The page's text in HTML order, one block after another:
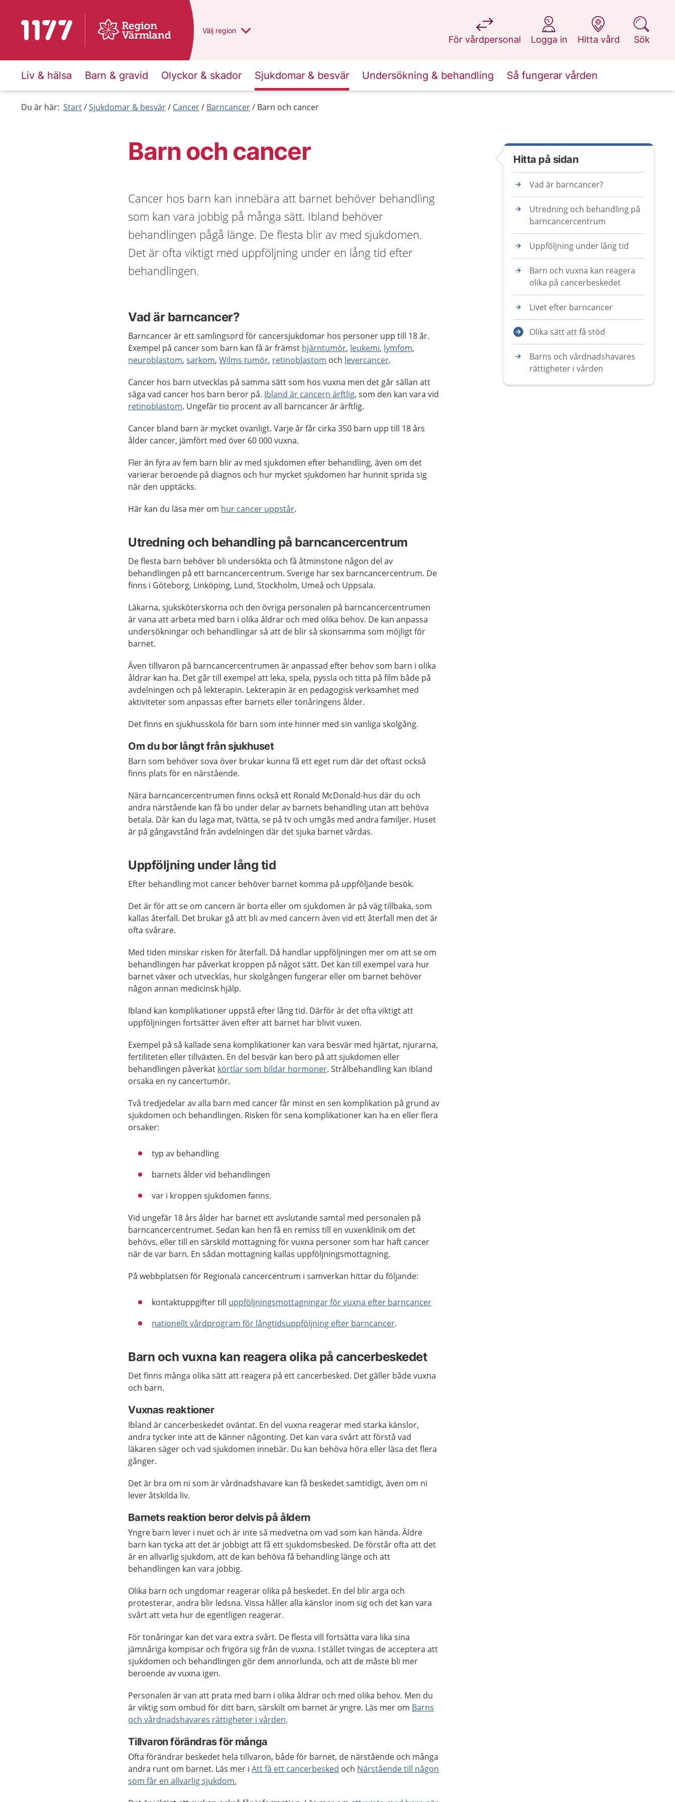
Till startsidan för 1177 Du har valt region
Välj en annan
region
För vårdpersonal
på 1177.se
Logga in
på 1177.se
Hitta vård
på 1177.se
Sök
på 1177.se
Liv & hälsa Barn & gravid Olyckor & skador Sjukdomar & besvär Undersökning & behandling Så fungerar vården
Du är här: Start Sjukdomar & besvär Cancer Barncancer Barn och cancer
Barn och cancer
Cancer hos barn kan innebära att barnet behöver behandling
som kan vara jobbig på många sätt. Ibland behöver
behandlingen pågå länge. De flesta blir av med sjukdomen.
Det är ofta viktigt med uppföljning under en lång tid efter
behandlingen.
Vad är barncancer?
Barncancer är ett samlingsord för cancersjukdomar hos personer upp till 18 år.
Exempel på cancer som barn kan få är främst hjärntumör, leukemi, lymfom,
neuroblastom,sarkom,Wilms tumör, retinoblastom och levercancer.
Cancer hos barn utvecklas på samma sätt som hos vuxna men det går sällan att
säga vad cancer hos barn beror på. Ibland är cancern ärftlig, som den kan vara vid
retinoblastom. Ungefär tio procent av all barncancer är ärftlig.
Cancer bland barn är mycket ovanligt. Varje år får cirka 350 barn upp till 18 års
ålder cancer, jämfört med över 60 000 vuxna.
Fler än fyra av fem barn blir av med sjukdomen efter behandling, även om det
varierar beroende på diagnos och hur mycket sjukdomen har hunnit sprida sig
när den upptäcks.
Här kan du läsa mer om hur cancer uppstår.
Utredning och behandling på barncancercentrum
De flesta barn behöver bli undersökta och få åtminstone någon del av
behandlingen på ett barncancercentrum. Sverige har sex barncancercentrum. De
finns i Göteborg, Linköping, Lund, Stockholm, Umeå och Uppsala.
Läkarna, sjuksköterskorna och den övriga personalen på barncancercentrumen
är vana att arbeta med barn i olika åldrar och med olika behov. De kan anpassa
undersökningar och behandlingar så att de blir så skonsamma som möjligt för
barnet.
Även tillvaron på barncancercentrumen är anpassad efter behov som barn i olika
åldrar kan ha. Det går till exempel att leka, spela, pyssla och titta på film både på
avdelningen och på lekterapin. Lekterapin är en pedagogisk verksamhet med
aktiviteter som anpassas efter barnets eller tonåringens ålder.
Det finns en sjukhusskola för barn som inte hinner med sin vanliga skolgång.
Om du bor långt från sjukhuset
Barn som behöver sova över brukar kunna få ett eget rum där det oftast också
finns plats för en närstående.
Nära barncancercentrumen finns också ett Ronald McDonald-hus där du och
andra närstående kan få bo under delar av barnets behandling utan att behöva
betala. Där kan du laga mat, tvätta, se på tv och umgås med andra familjer. Huset
är på gångavstånd från avdelningen där det sjuka barnet vårdas.
Uppföljning under lång tid
Efter behandling mot cancer behöver barnet komma på uppföljande besök.
Det är för att se om cancern är borta eller om sjukdomen är på väg tillbaka, som
kallas återfall. Det brukar gå att bli av med cancern även vid ett återfall men det är
ofta svårare.
Med tiden minskar risken för återfall. Då handlar uppföljningen mer om att se om
behandlingen har påverkat kroppen på något sätt. Det kan till exempel vara hur
barnet växer och utvecklas, hur skolgången fungerar eller om barnet behöver
någon annan medicinsk hjälp.
Ibland kan komplikationer uppstå efter lång tid. Därför är det ofta viktigt att
uppföljningen fortsätter även efter att barnet har blivit vuxen.
Exempel på så kallade sena komplikationer kan vara besvär med hjärtat, njurarna,
fertiliteten eller tillväxten. En del besvär kan bero på att sjukdomen eller
behandlingen påverkat körtlar som bildar hormoner. Strålbehandling kan ibland
orsaka en ny cancertumör.
Två tredjedelar av alla barn med cancer får minst en sen komplikation på grund av
sjukdomen och behandlingen. Risken för sena komplikationer kan ha en eller flera
orsaker:
typ av behandling
barnets ålder vid behandlingen
var i kroppen sjukdomen fanns.
Vid ungefär 18 års ålder har barnet ett avslutande samtal med personalen på
barncancercentrumet. Sedan kan hen få en remiss till en vuxenklinik om det
behövs, eller till en särskild mottagning för vuxna personer som har haft cancer
när de var barn. En sådan mottagning kallas uppföljningsmottagning.
På webbplatsen för Regionala cancercentrum i samverkan hittar du följande:
kontaktuppgifter till uppföljningsmottagningar för vuxna efter barncancer
nationellt vårdprogram för långtidsuppföljning efter barncancer.
Barn och vuxna kan reagera olika på cancerbeskedet
Det finns många olika sätt att reagera på ett cancerbesked. Det gäller både vuxna
och barn.
Vuxnas reaktioner
Ibland är cancerbeskedet oväntat. En del vuxna reagerar med starka känslor,
andra tycker inte att de känner någonting. Det kan vara svårt att förstå vad
läkaren säger och vad sjukdomen innebär. Du kan behöva höra eller läsa det flera
gånger.
Det är bra om ni som är vårdnadshavare kan få beskedet samtidigt, även om ni
lever åtskilda liv.
Barnets reaktion beror delvis på åldern
Yngre barn lever i nuet och är inte så medvetna om vad som kan hända. Äldre
barn kan tycka att det är jobbigt att få ett sjukdomsbesked. De förstår ofta att det
är en allvarlig sjukdom, att de kan behöva få behandling länge och att
behandlingen kan vara jobbig.
Olika barn och ungdomar reagerar olika på beskedet. En del blir arga och
protesterar, andra blir ledsna. Vissa håller alla känslor inom sig och det kan vara
svårt att veta hur de egentligen reagerar.
För tonåringar kan det vara extra svårt. De flesta vill fortsätta vara lika sina
jämnåriga kompisar och frigöra sig från de vuxna. I stället tvingas de acceptera att
sjukdomen och behandlingen gör dem annorlunda, och att de måste bli mer
beroende av vuxna igen.
Personalen är van att prata med barn i olika åldrar och med olika behov. Men du
är viktig som ombud för ditt barn, särskilt om barnet är yngre. Läs mer om Barns
och vårdnadshavares rättigheter i vården.
Tillvaron förändras för många
Ofta förändrar beskedet hela tillvaron, både för barnet, de närstående och många
andra runt om barnet. Läs mer iAtt få ett cancerbesked och Närstående till någon
som får en allvarlig sjukdom.
Hitta på sidan
Vad är barncancer?
Utredning och behandling på
barncancercentrum
Uppföljning under lång tid
Barn och vuxna kan reagera
olika på cancerbeskedet
Livet efter barncancer
Olika sätt att få stöd
Barns och vårdnadshavares
rättigheter i vården